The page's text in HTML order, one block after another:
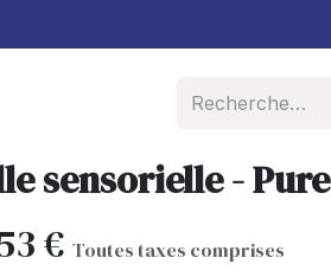
sensorielle - Pure
€ Toutes taxes comprises